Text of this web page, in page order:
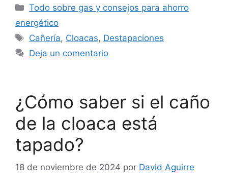
Categorías
Todo sobre gas y consejos para ahorro
energético
Etiquetas
Cañería, Cloacas, Destapaciones
Deja un comentario
¿Cómo saber si el caño
de la cloaca está
tapado?
18 de noviembre de 2024 por David Aguirre